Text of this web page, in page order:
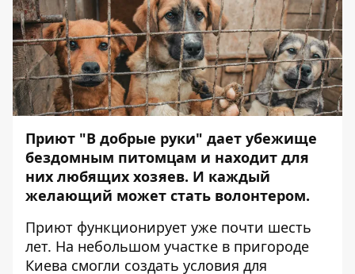
Приют "В добрые руки" дает убежище
бездомным питомцам и находит для
них любящих хозяев. И каждый
желающий может стать волонтером.
Приют функционирует уже почти шесть
лет. На небольшом участке в пригороде
Киева смогли создать условия для